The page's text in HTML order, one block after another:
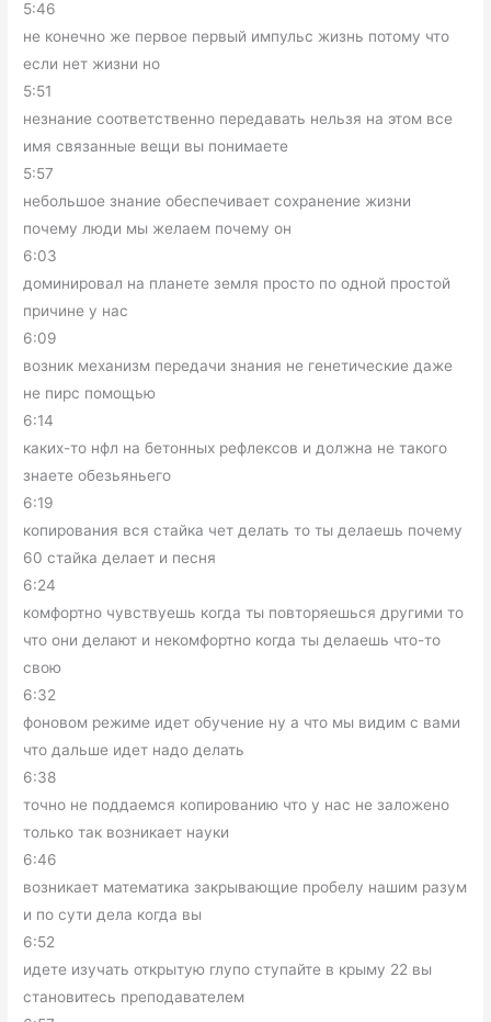
5:46
не конечно же первое первый импульс жизнь потому что
если нет жизни но
5:51
незнание соответственно передавать нельзя на этом все
имя связанные вещи вы понимаете
5:57
небольшое знание обеспечивает сохранение жизни
почему люди мы желаем почему он
6:03
доминировал на планете земля просто по одной простой
причине у нас
6:09
возник механизм передачи знания не генетические даже
не пирс помощью
6:14
каких-то нфл на бетонных рефлексов и должна не такого
знаете обезьяньего
6:19
копирования вся стайка чет делать то ты делаешь почему
60 стайка делает и песня
6:24
комфортно чувствуешь когда ты повторяешься другими то
что они делают и некомфортно когда ты делаешь что-то
свою
6:32
фоновом режиме идет обучение ну а что мы видим с вами
что дальше идет надо делать
6:38
точно не поддаемся копированию что у нас не заложено
только так возникает науки
6:46
возникает математика закрывающие пробелу нашим разум
и по сути дела когда вы
6:52
идете изучать открытую глупо ступайте в крыму 22 вы
становитесь преподавателем